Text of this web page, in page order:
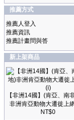
推薦方式
推薦人登入
推薦資訊
推薦計畫問與答
新上架商品
【非洲14國】(肯亞、南
非洲肯亞動物大遷徙上
NT$0